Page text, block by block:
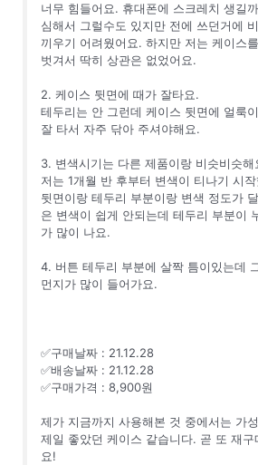
너무 힘들어요. 휴대폰에 스크레치 생길
심해서 그럴수도 있지만 전에 쓰던거에
끼우기 어려웠어요. 하지만 저는 케이스
벗겨서 딱히 상관은 없었어요.
2. 케이스 뒷면에 때가 잘타요.
테두리는 안 그런데 케이스 뒷면에 얼룩
잘 타서 자주 닦아 주셔야해요.
3. 변색시기는 다른 제품이랑 비슷비슷해
저는 1개월 반 후부터 변색이 티나기 시
뒷면이랑 테두리 부분이랑 변색 정도가
은 변색이 쉽게 안되는데 테두리 부분이
가 많이 나요.
4. 버튼 테두리 부분에 살짝 틈이있는데
먼지가 많이 들어가요.
✅구매날짜 : 21.12.28
✅배송날짜 : 21.12.28
✅구매가격 : 8,900원
제가 지금까지 사용해본 것 중에서는 가
제일 좋았던 케이스 같습니다. 곧 또 재구
요!